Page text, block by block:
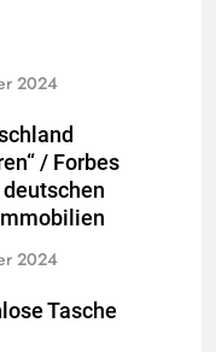
2024
/ Forbes
2024
Tasche